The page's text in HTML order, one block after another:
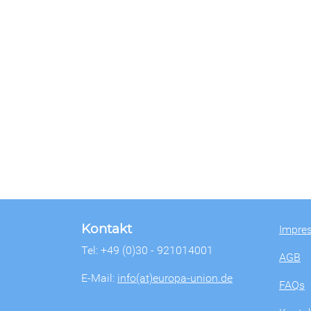
Kontakt
Tel: +49 (0)30 - 921014001
E-Mail: info(at)europa-union.de
AGB
FAQs